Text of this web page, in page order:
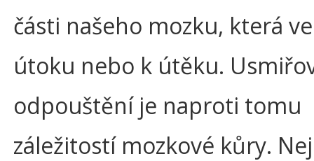
části našeho mozku, která
útoku nebo k útěku.
odpouštění je naproti tomu
záležitostí mozkové kůry.